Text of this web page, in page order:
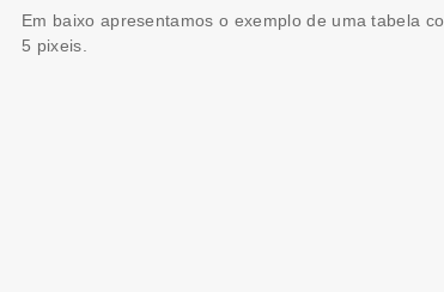
Em baixo apresentamos o exemplo de uma tabela
5 pixeis.